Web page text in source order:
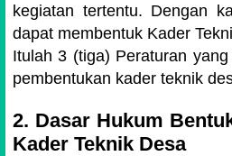
kegiatan tertentu. Dengan
dapat membentuk Kader
Itulah 3 (tiga) Peraturan
pembentukan kader teknik
2. Dasar Hukum
Kader Teknik Desa